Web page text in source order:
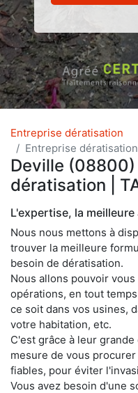
Entreprise dératisation
Entreprise
Deville
dératisation |
L'expertise, la
Nous nous mettons à
trouver la meilleure
besoin de dératisation.
Nous allons pouvoir
opérations, en tout
ce soit dans vos usines,
votre habitation, etc.
C'est grâce à leur
mesure de vous
fiables, pour éviter
Vous avez besoin d'une